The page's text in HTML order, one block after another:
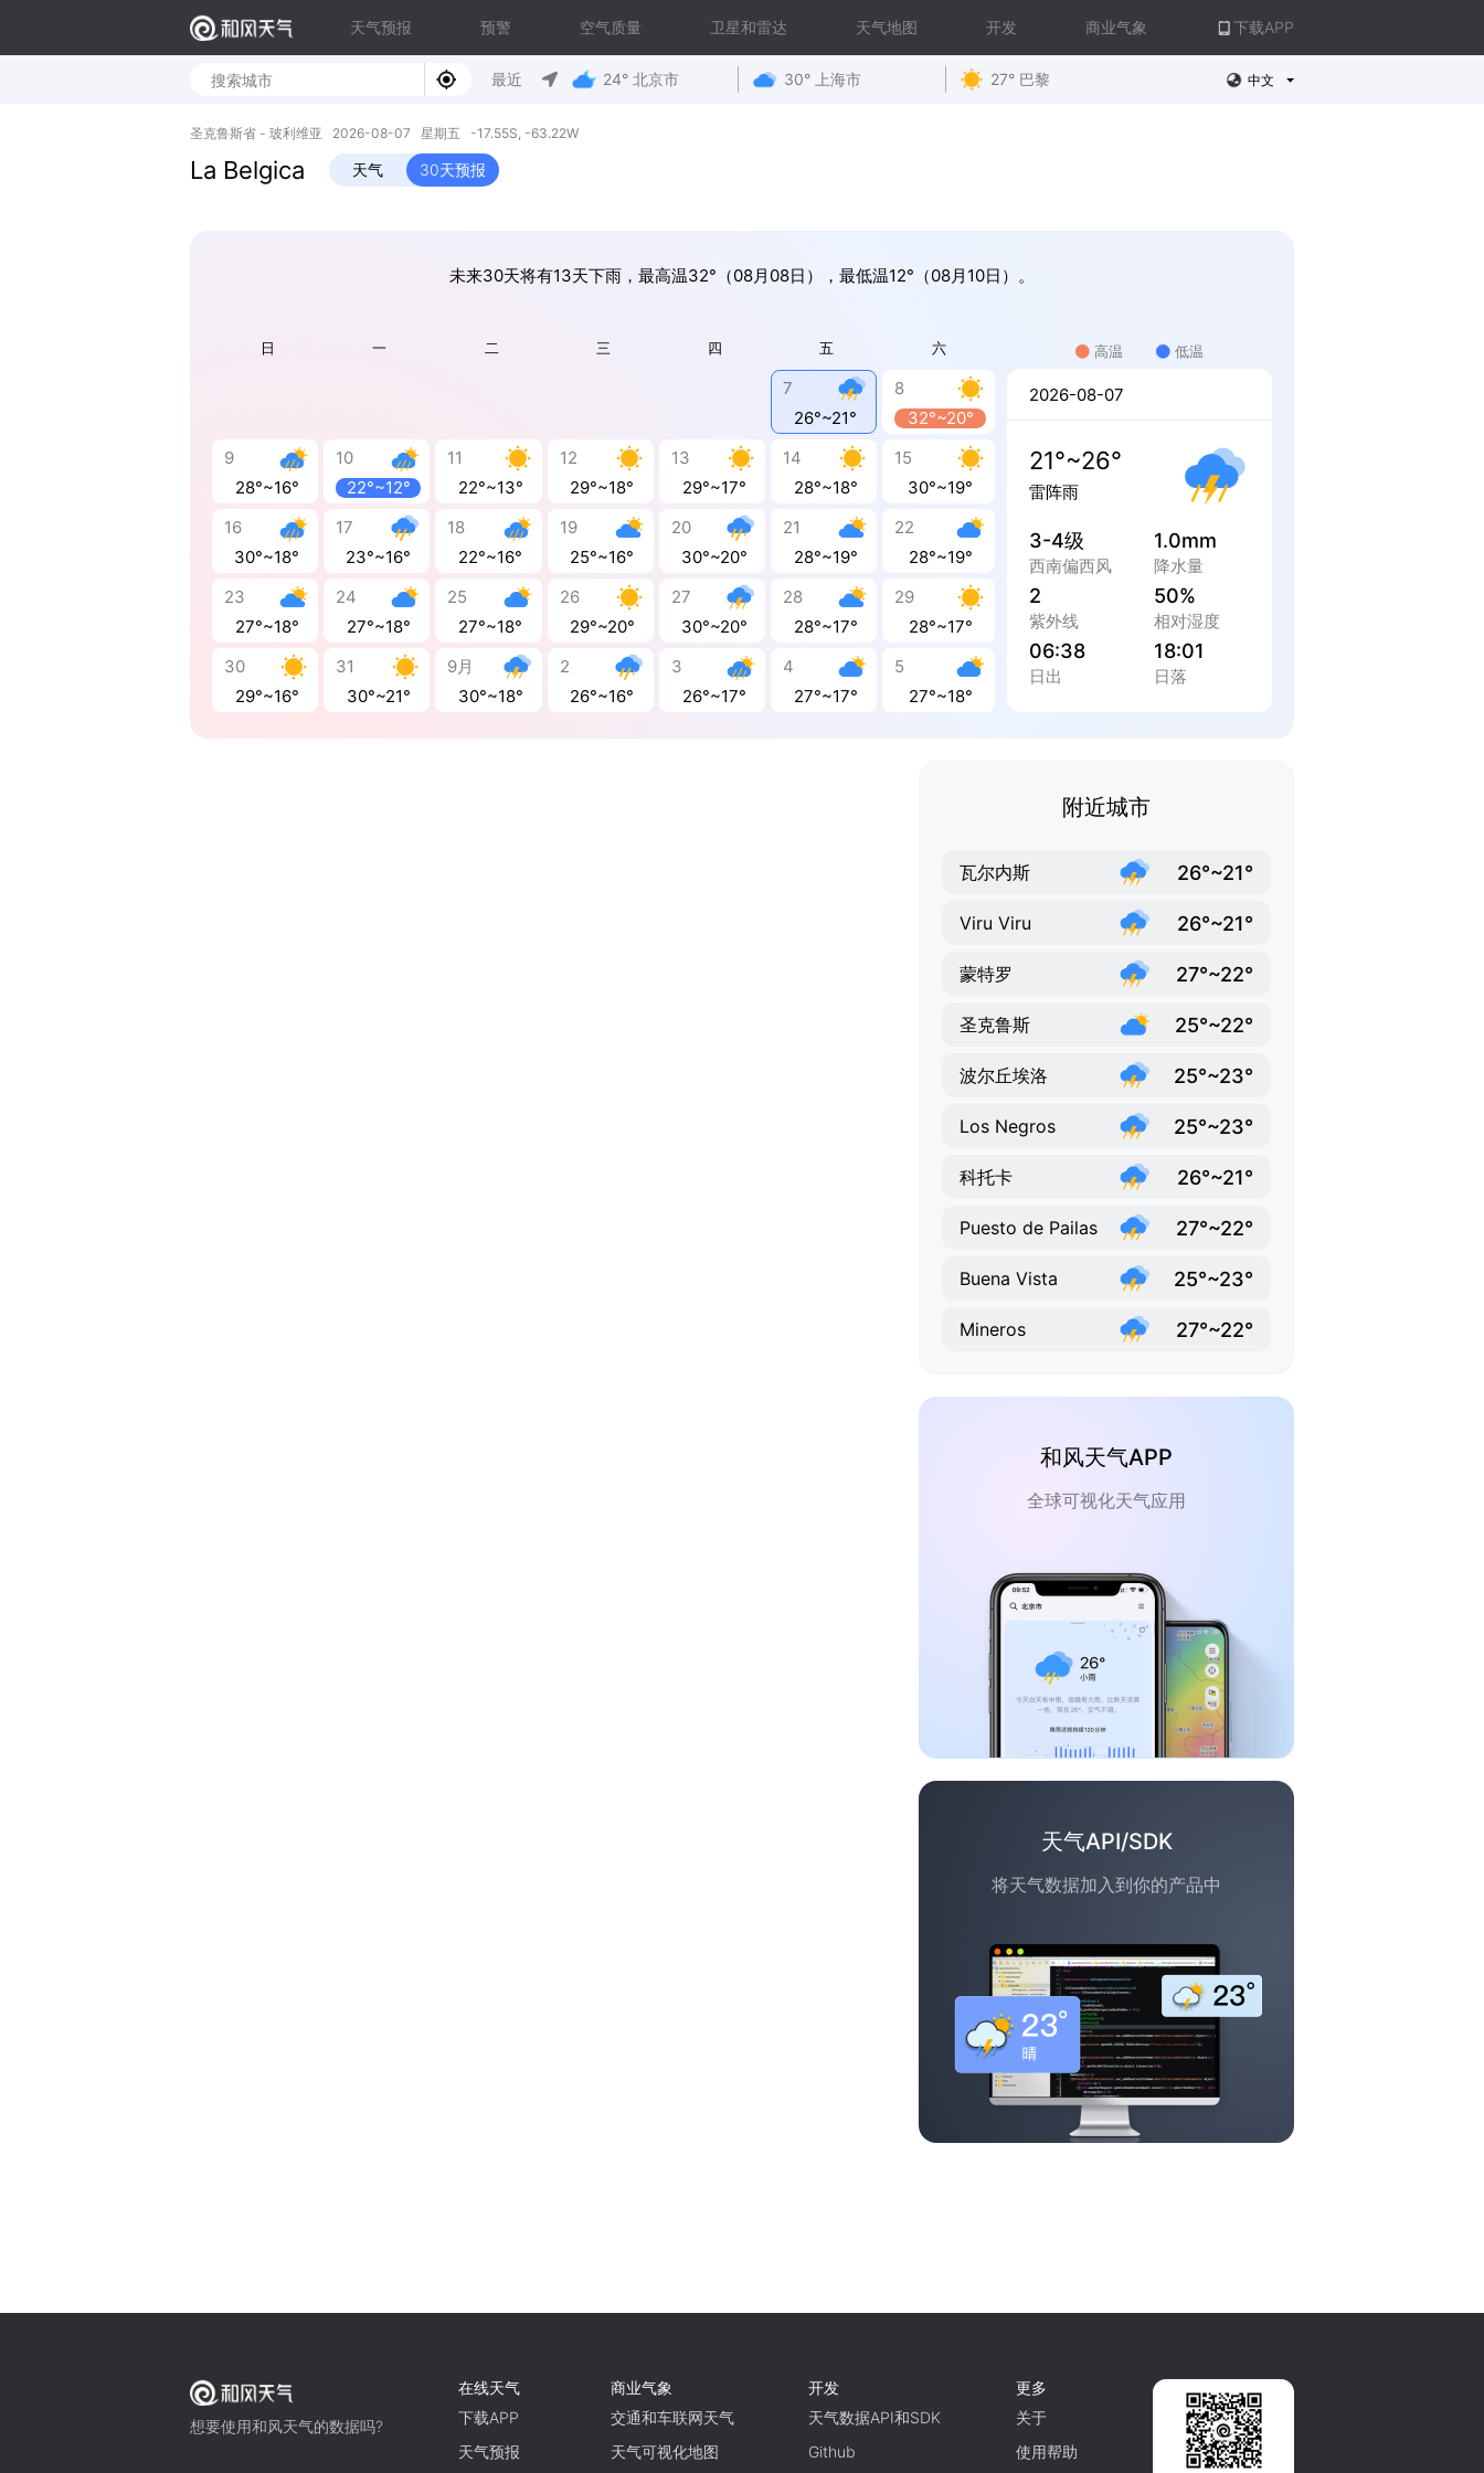
天气预报 预警 空气质量 卫星和雷达 天气地图 开发 商业气象 下载APP
最近 24° 北京市 30° 上海市 27° 巴黎 中文
圣克鲁斯省 - 玻利维亚 2026-08-07 星期五 -17.55S, -63.22W
La Belgica 天气 30天预报
未来30天将有13天下雨，最高温32°（08月08日），最低温12°（08月10日）。
日 一 二 三 四 五 六
7
26°~21°
8
32°~20°
9
28°~16°
10
22°~12°
11
22°~13°
12
29°~18°
13
29°~17°
14
28°~18°
15
30°~19°
16
30°~18°
17
23°~16°
18
22°~16°
19
25°~16°
20
30°~20°
21
28°~19°
22
28°~19°
23
27°~18°
24
27°~18°
25
27°~18°
26
29°~20°
27
30°~20°
28
28°~17°
29
28°~17°
30
29°~16°
31
30°~21°
9月
30°~18°
2
26°~16°
3
26°~17°
4
27°~17°
5
27°~18°
高温 低温
2026-08-07
21°~26°
雷阵雨
3-4级
西南偏西风
1.0mm
降水量
2
紫外线
50%
相对湿度
06:38
日出
18:01
日落
附近城市
瓦尔内斯 26°~21°
Viru Viru 26°~21°
蒙特罗 27°~22°
圣克鲁斯 25°~22°
波尔丘埃洛 25°~23°
Los Negros 25°~23°
科托卡 26°~21°
Puesto de Pailas 27°~22°
Buena Vista 25°~23°
Mineros 27°~22°
和风天气APP
全球可视化天气应用
天气API/SDK
将天气数据加入到你的产品中
想要使用和风天气的数据吗?
在线天气
下载APP
天气预报
商业气象
交通和车联网天气
天气可视化地图
开发
天气数据API和SDK
Github
更多
关于
使用帮助